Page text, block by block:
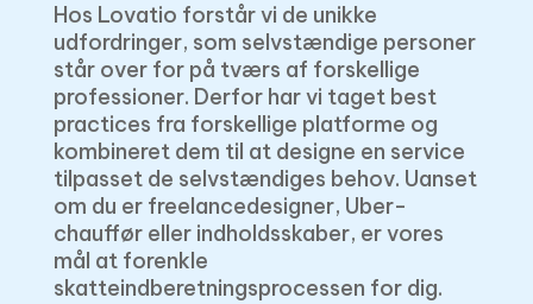
Hos Lovatio forstår vi de unikke
udfordringer, som selvstændige personer
står over for på tværs af forskellige
professioner. Derfor har vi taget best
practices fra forskellige platforme og
kombineret dem til at designe en service
tilpasset de selvstændiges behov. Uanset
om du er freelancedesigner, Uber-
chauffør eller indholdsskaber, er vores
mål at forenkle
skatteindberetningsprocessen for dig.